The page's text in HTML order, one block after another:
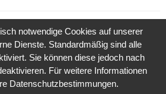
der Kubushäuser
das? -Mars „SOL 735“ Rover Curiosity
notwendige Cookies auf unserer
Dienste. Standardmäßig sind alle
Sie können diese jedoch nach
Für weitere Informationen
Datenschutzbestimmungen.